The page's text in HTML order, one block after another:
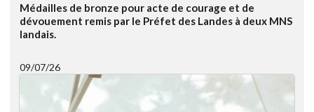
Médailles de bronze pour acte de courage et de
dévouement remis par le Préfet des Landes à deux MNS
landais.
09/07/26